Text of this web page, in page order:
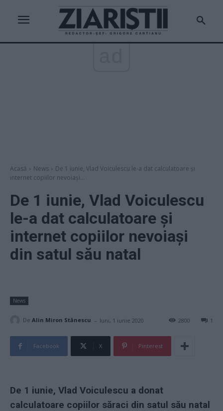
Acasă News
De 1 iunie, Vlad Voiculescu le-a dat calculatoare și
internet copiilor nevoiași...
De 1 iunie, Vlad Voiculescu
le-a dat calculatoare și
internet copiilor nevoiași
din satul său natal
News
De Alin Miron Stănescu - luni, 1 iunie 2020 1
2800
Facebook X Pinterest
De 1 iunie, Vlad Voiculescu a donat
calculatoare copiilor săraci din satul său natal